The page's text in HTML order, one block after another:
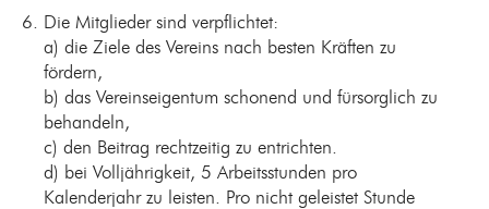
Die Mitglieder sind verpflichtet:
a) die Ziele des Vereins nach besten Kräften zu
fördern,
b) das Vereinseigentum schonend und fürsorglich zu
behandeln,
c) den Beitrag rechtzeitig zu entrichten.
d) bei Volljährigkeit, 5 Arbeitsstunden pro
Kalenderjahr zu leisten. Pro nicht geleistet Stunde